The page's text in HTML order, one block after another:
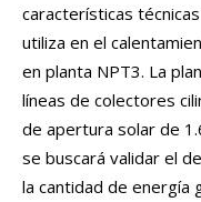
características
utiliza en el
en planta NPT3. La
líneas de colectores
de apertura solar de
se buscará validar el
la cantidad de energía